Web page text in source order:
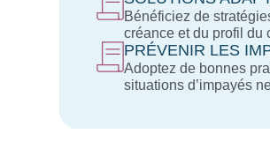
Bénéficiez de
créance et du profil du
PRÉVENIR LES
Adoptez de bonnes
situations d’impayés